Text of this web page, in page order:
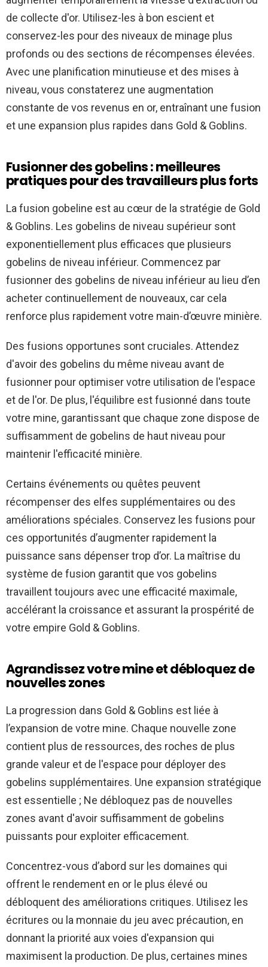
de collecte d'or. Utilisez-les à bon escient et
conservez-les pour des niveaux de minage plus
profonds ou des sections de récompenses élevées.
Avec une planification minutieuse et des mises à
niveau, vous constaterez une augmentation
constante de vos revenus en or, entraînant une fusion
et une expansion plus rapides dans Gold & Goblins.
Fusionner des gobelins : meilleures
pratiques pour des travailleurs plus forts
La fusion gobeline est au cœur de la stratégie de Gold
& Goblins. Les gobelins de niveau supérieur sont
exponentiellement plus efficaces que plusieurs
gobelins de niveau inférieur. Commencez par
fusionner des gobelins de niveau inférieur au lieu d’en
acheter continuellement de nouveaux, car cela
renforce plus rapidement votre main-d’œuvre minière.
Des fusions opportunes sont cruciales. Attendez
d'avoir des gobelins du même niveau avant de
fusionner pour optimiser votre utilisation de l'espace
et de l'or. De plus, l'équilibre est fusionné dans toute
votre mine, garantissant que chaque zone dispose de
suffisamment de gobelins de haut niveau pour
maintenir l'efficacité minière.
Certains événements ou quêtes peuvent
récompenser des elfes supplémentaires ou des
améliorations spéciales. Conservez les fusions pour
ces opportunités d’augmenter rapidement la
puissance sans dépenser trop d’or. La maîtrise du
système de fusion garantit que vos gobelins
travaillent toujours avec une efficacité maximale,
accélérant la croissance et assurant la prospérité de
votre empire Gold & Goblins.
Agrandissez votre mine et débloquez de
nouvelles zones
La progression dans Gold & Goblins est liée à
l’expansion de votre mine. Chaque nouvelle zone
contient plus de ressources, des roches de plus
grande valeur et de l'espace pour déployer des
gobelins supplémentaires. Une expansion stratégique
est essentielle ; Ne débloquez pas de nouvelles
zones avant d'avoir suffisamment de gobelins
puissants pour exploiter efficacement.
Concentrez-vous d’abord sur les domaines qui
offrent le rendement en or le plus élevé ou
débloquent des améliorations critiques. Utilisez les
écritures ou la monnaie du jeu avec précaution, en
donnant la priorité aux voies d'expansion qui
maximisent la production. De plus, certaines mines